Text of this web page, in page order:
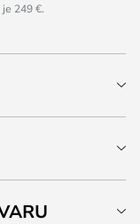
249 €.